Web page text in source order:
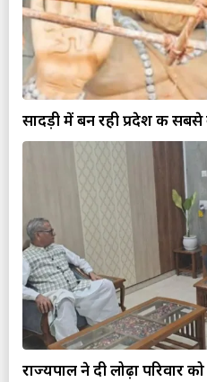
सादड़ी में बन रही प्रदेश की सबसे
राज्यपाल ने दी लोढ़ा परिवार को